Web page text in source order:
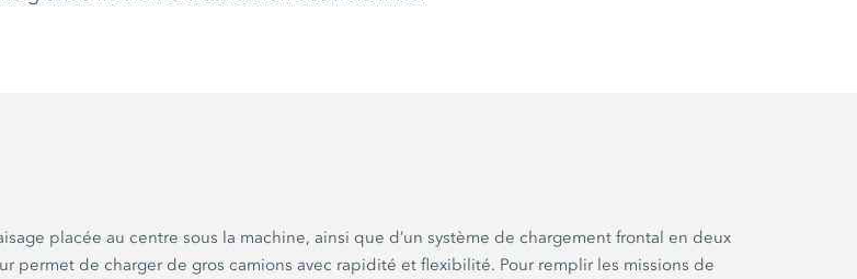
placée au centre sous la machine, ainsi que d’un système de chargement frontal en deux
permet de charger de gros camions avec rapidité et flexibilité. Pour remplir les missions de